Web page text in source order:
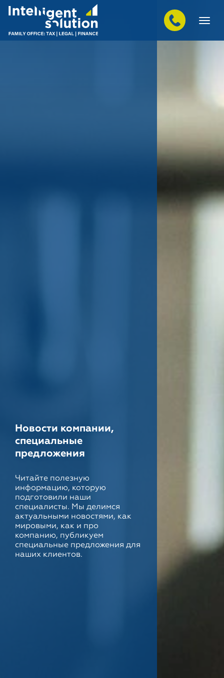
Новости компании,
специальные
предложения
Читайте полезную
информацию, которую
подготовили наши
специалисты. Мы делимся
актуальными новостями, как
мировыми, как и про
компанию, публикуем
специальные предложения для
наших клиентов.